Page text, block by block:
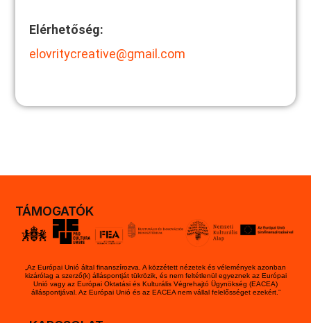
Elérhetőség:
elovritycreative@gmail.com
TÁMOGATÓK
„Az Európai Unió által finanszírozva. A közzétett nézetek és vélemények azonban
kizárólag a szerző(k) álláspontját tükrözik, és nem feltétlenül egyeznek az Európai
Unió vagy az Európai Oktatási és Kulturális Végrehajtó Ügynökség (EACEA)
álláspontjával. Az Európai Unió és az EACEA nem vállal felelősséget ezekért.”